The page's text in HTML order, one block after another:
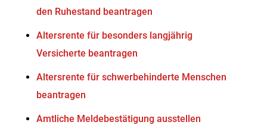
den Ruhestand beantragen
Altersrente für besonders langjährig
Versicherte beantragen
Altersrente für schwerbehinderte Menschen
beantragen
Amtliche Meldebestätigung ausstellen